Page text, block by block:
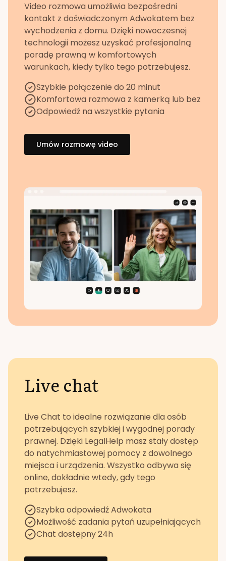
Video rozmowa umożliwia bezpośredni
kontakt z doświadczonym Adwokatem bez
wychodzenia z domu. Dzięki nowoczesnej
technologii możesz uzyskać profesjonalną
poradę prawną w komfortowych
warunkach, kiedy tylko tego potrzebujesz.
Szybkie połączenie do 20 minut
Komfortowa rozmowa z kamerką lub bez
Odpowiedź na wszystkie pytania
Umów rozmowę video
Live chat
Live Chat to idealne rozwiązanie dla osób
potrzebujących szybkiej i wygodnej porady
prawnej. Dzięki LegalHelp masz stały dostęp
do natychmiastowej pomocy z dowolnego
miejsca i urządzenia. Wszystko odbywa się
online, dokładnie wtedy, gdy tego
potrzebujesz.
Szybka odpowiedź Adwokata
Możliwość zadania pytań uzupełniających
Chat dostępny 24h